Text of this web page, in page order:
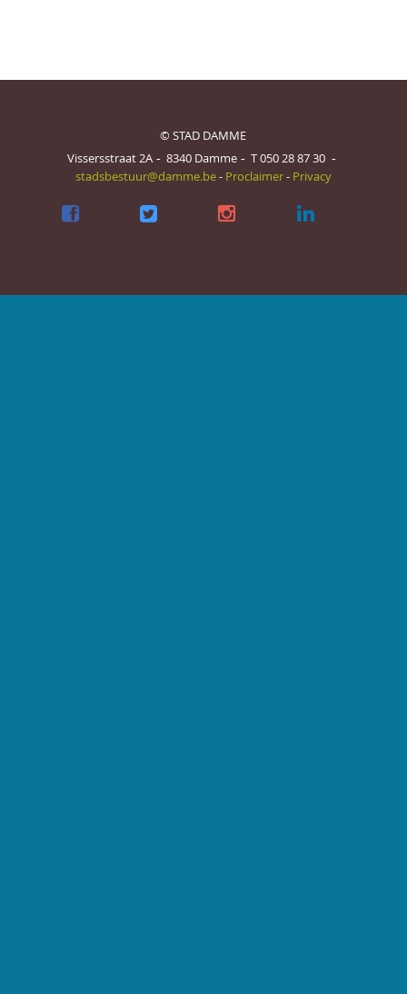
© STAD DAMME
Vissersstraat 2A
8340 Damme T050 28 87 30
stadsbestuur@damme.be- Proclaimer- Privacy